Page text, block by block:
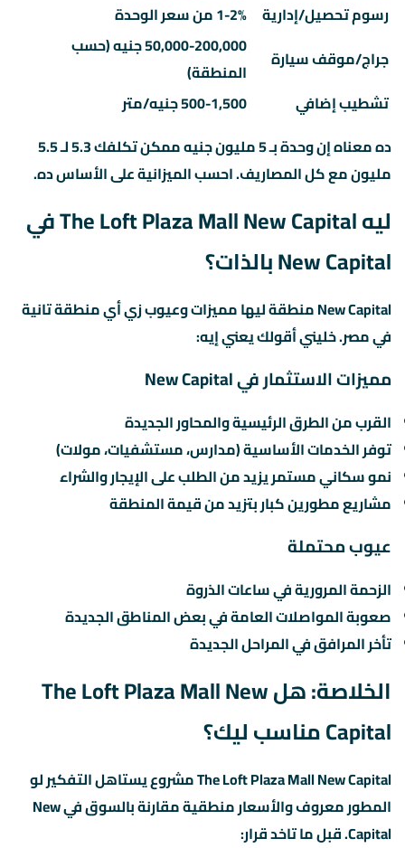
رسوم تحصيل/إدارية
1-2% من سعر الوحدة
جراج/موقف سيارة
50,000-200,000 جنيه (حسب
المنطقة)
تشطيب إضافي
500-1,500 جنيه/متر
ده معناه إن وحدة بـ 5 مليون جنيه ممكن تكلفك 5.3 لـ 5.5
مليون مع كل المصاريف. احسب الميزانية على الأساس ده.
ليه The Loft Plaza Mall New Capital في
New Capital بالذات؟
New Capital منطقة ليها مميزات وعيوب زي أي منطقة تانية
في مصر. خليني أقولك يعني إيه:
مميزات الاستثمار في New Capital
القرب من الطرق الرئيسية والمحاور الجديدة
توفر الخدمات الأساسية (مدارس، مستشفيات، مولات)
نمو سكاني مستمر يزيد من الطلب على الإيجار والشراء
مشاريع مطورين كبار بتزيد من قيمة المنطقة
عيوب محتملة
الزحمة المرورية في ساعات الذروة
صعوبة المواصلات العامة في بعض المناطق الجديدة
تأخر المرافق في المراحل الجديدة
الخلاصة: هل The Loft Plaza Mall New
Capital مناسب ليك؟
The Loft Plaza Mall New Capital مشروع يستاهل التفكير لو
المطور معروف والأسعار منطقية مقارنة بالسوق في New
Capital. قبل ما تاخد قرار: